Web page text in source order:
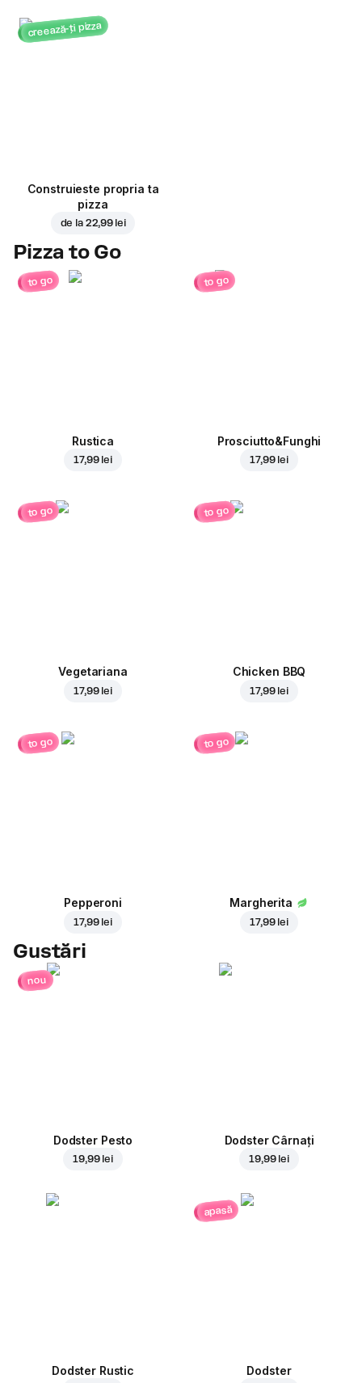
creează-ți pizza
Construieste propria ta
pizza
de la 22,99 lei
Pizza to Go
to go
Rustica
17,99 lei
to go
Prosciutto&Funghi
17,99 lei
to go
Vegetariana
17,99 lei
to go
Chicken BBQ
17,99 lei
to go
Pepperoni
17,99 lei
to go
Margherita
17,99 lei
Gustări
nou
Dodster Pesto
19,99 lei
Dodster Cârnați
19,99 lei
Dodster Rustic
apasă
Dodster